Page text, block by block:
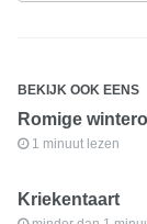
BEKIJK OOK EENS
Romige
1 minuut lezen
Kriekentaart